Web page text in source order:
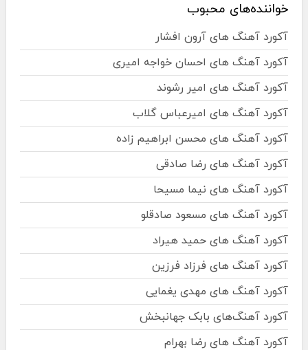
خواننده‌های محبوب
آکورد آهنگ های آرون افشار
آکورد آهنگ های احسان خواجه امیری
آکورد آهنگ های امیر رشوند
آکورد آهنگ های امیرعباس گلاب
آکورد آهنگ های محسن ابراهیم زاده
آکورد آهنگ های رضا صادقی
آکورد آهنگ های نیما مسیحا
آکورد آهنگ های مسعود صادقلو
آکورد آهنگ های حمید هیراد
آکورد آهنگ های فرزاد فرزین
آکورد آهنگ های مهدی یغمایی
آکورد آهنگ‌های بابک جهانبخش
آکورد آهنگ های رضا بهرام